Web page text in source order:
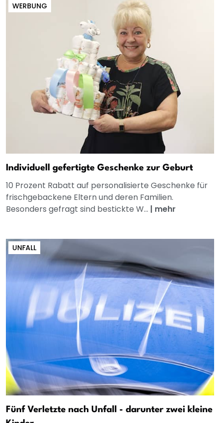
WERBUNG
Individuell gefertigte Geschenke zur Geburt
10 Prozent Rabatt auf personalisierte Geschenke für
frischgebackene Eltern und deren Familien.
Besonders gefragt sind bestickte W... | mehr
UNFALL
Fünf Verletzte nach Unfall - darunter zwei kleine